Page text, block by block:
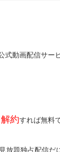
動画配信サービ
約すれば無料
放題独占配信だ